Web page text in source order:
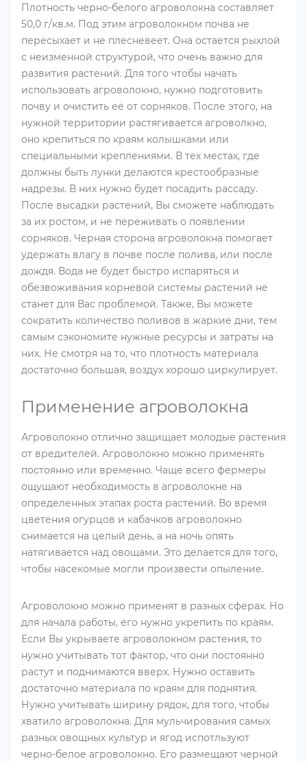
Плотность черно-белого агроволокна составляет
50,0 г/кв.м. Под этим агроволокном почва не
пересыхает и не плесневеет. Она остается рыхлой
с неизменной структурой, что очень важно для
развития растений. Для того чтобы начать
использовать агроволокно, нужно подготовить
почву и очистить её от сорняков. После этого, на
нужной территории растягивается агроволкно,
оно крепиться по краям колышками или
специальными креплениями. В тех местах, где
должны быть лунки делаются крестообразные
надрезы. В них нужно будет посадить рассаду.
После высадки растений, Вы сможете наблюдать
за их ростом, и не переживать о появлении
сорняков. Черная сторона агроволокна помогает
удержать влагу в почве после полива, или после
дождя. Вода не будет быстро испаряться и
обезвоживания корневой системы растений не
станет для Вас проблемой. Также, Вы можете
сократить количество поливов в жаркие дни, тем
самым сэкономите нужные ресурсы и затраты на
них. Не смотря на то, что плотность материала
достаточно большая, воздух хорошо циркулирует.
Применение агроволокна
Агроволокно отлично защищает молодые растения
от вредителей. Агроволокно можно применять
постоянно или временно. Чаще всего фермеры
ощущают необходимость в агроволокне на
определенных этапах роста растений. Во время
цветения огурцов и кабачков агроволокно
снимается на целый день, а на ночь опять
натягивается над овощами. Это делается для того,
чтобы насекомые могли произвести опыление.
Агроволокно можно применят в разных сферах. Но
для начала работы, его нужно укрепить по краям.
Если Вы укрываете агроволокном растения, то
нужно учитывать тот фактор, что они постоянно
растут и поднимаются вверх. Нужно оставить
достаточно материала по краям для поднятия.
Нужно учитывать ширину рядок, для того, чтобы
хватило агроволокна. Для мульчирования самых
разных овощных культур и ягод испотльзуют
черно-белое агроволокно. Его размещают черной